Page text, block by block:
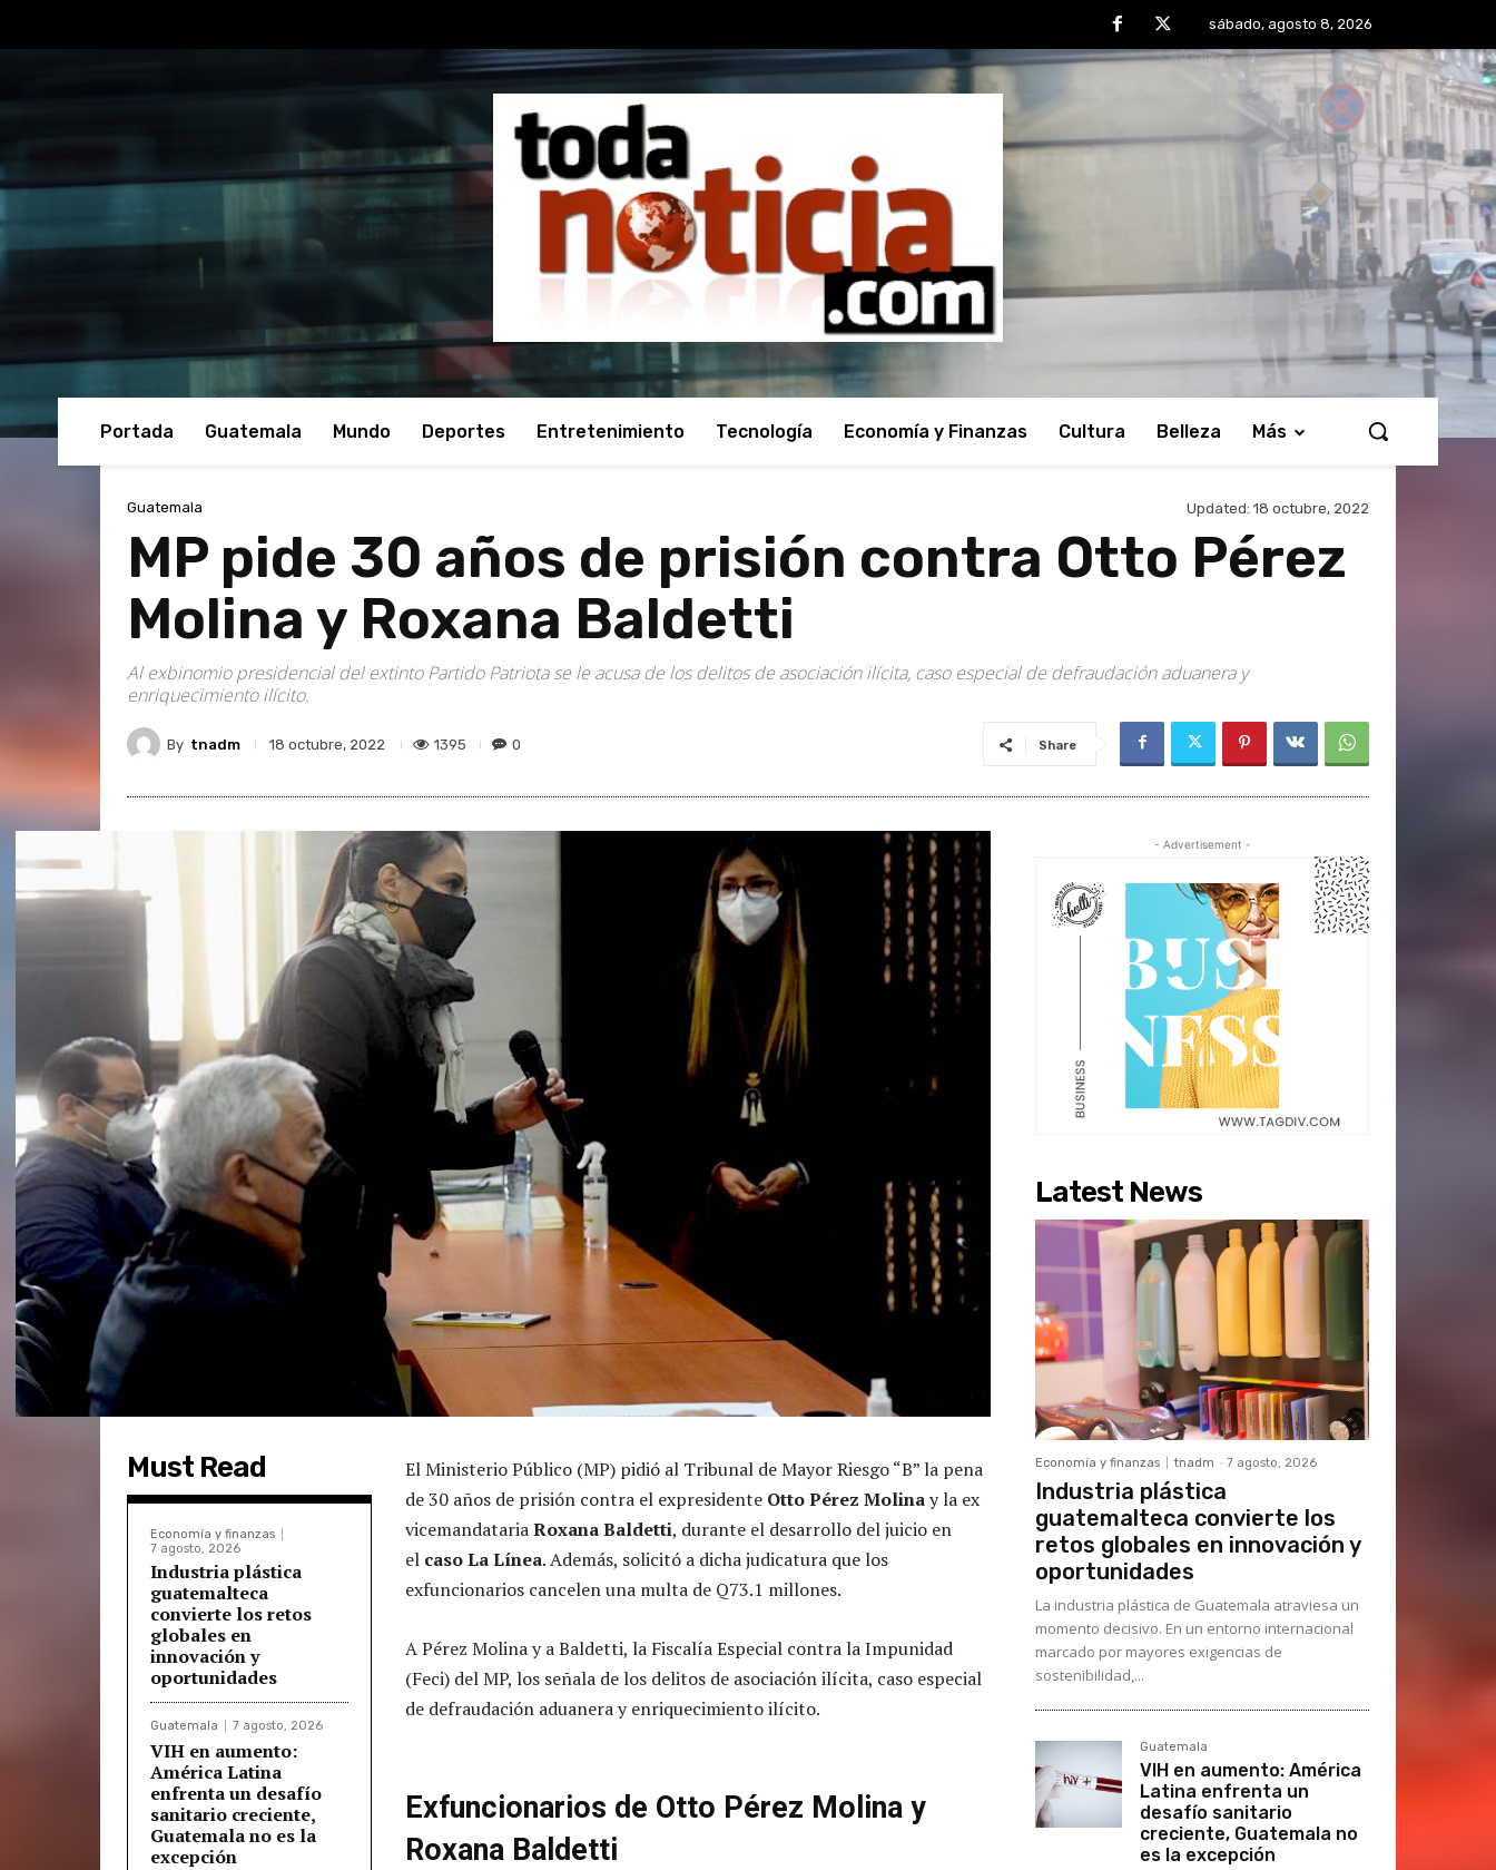
sábado, agosto 8, 2026
Portada Guatemala Mundo Deportes Entretenimiento Tecnología Economía y Finanzas Cultura Belleza Más
Guatemala Updated: 18 octubre, 2022
MP pide 30 años de prisión contra Otto Pérez
Molina y Roxana Baldetti
Al exbinomio presidencial del extinto Partido Patriota se le acusa de los delitos de asociación ilícita, caso especial de defraudación aduanera y
enriquecimiento ilícito.
By tnadm 18 octubre, 2022 1395 0 Share
Must Read
Economía y finanzas
7 agosto, 2026
Industria plástica
guatemalteca
convierte los retos
globales en
innovación y
oportunidades
Guatemala 7 agosto, 2026
VIH en aumento:
América Latina
enfrenta un desafío
sanitario creciente,
Guatemala no es la
excepción
El Ministerio Público (MP) pidió al Tribunal de Mayor Riesgo “B” la pena
de 30 años de prisión contra el expresidente Otto Pérez Molinay la ex
vicemandatariaRoxana Baldetti, durante el desarrollo del juicio en
el caso La Línea. Además, solicitó a dicha judicatura que los
exfuncionarios cancelen una multa de Q73.1 millones.
A Pérez Molina y a Baldetti, la Fiscalía Especial contra la Impunidad
(Feci) del MP, los señala de los delitos de asociación ilícita, caso especial
de defraudación aduanera y enriquecimiento ilícito.
Exfuncionarios de Otto Pérez Molina y
Roxana Baldetti
- Advertisement -
Latest News
Economía y finanzas tnadm - 7 agosto, 2026
Industria plástica
guatemalteca convierte los
retos globales en innovación y
oportunidades
La industria plástica de Guatemala atraviesa un
momento decisivo. En un entorno internacional
marcado por mayores exigencias de
sostenibilidad,...
Guatemala
VIH en aumento: América
Latina enfrenta un
desafío sanitario
creciente, Guatemala no
es la excepción